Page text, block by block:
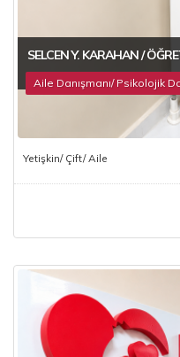
SELCEN Y. KARAHAN /
Aile Danışmanı/ Psikolojik
Yetişkin/ Çift/ Aile